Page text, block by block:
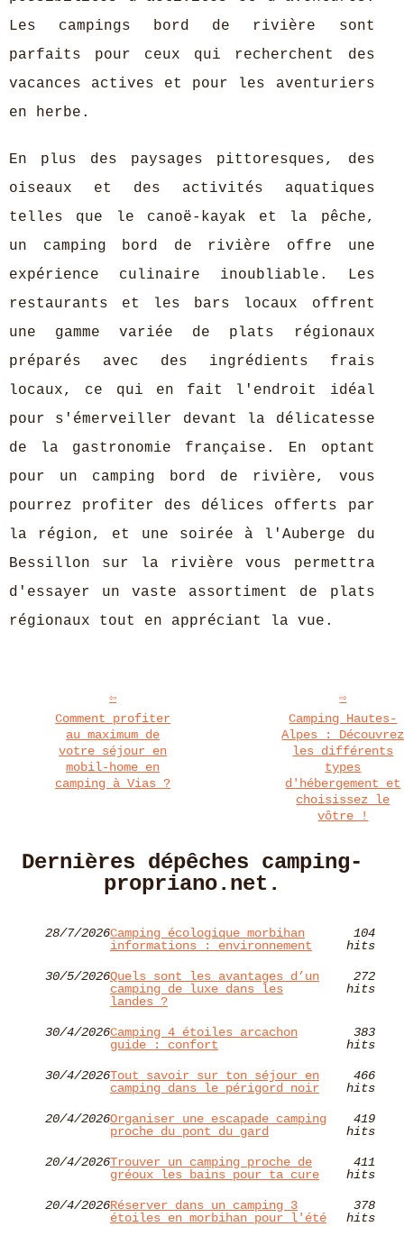
Les campings bord de rivière sont
parfaits pour ceux qui recherchent des
vacances actives et pour les aventuriers
en herbe.
En plus des paysages pittoresques, des
oiseaux et des activités aquatiques
telles que le canoë-kayak et la pêche,
un camping bord de rivière offre une
expérience culinaire inoubliable. Les
restaurants et les bars locaux offrent
une gamme variée de plats régionaux
préparés avec des ingrédients frais
locaux, ce qui en fait l'endroit idéal
pour s'émerveiller devant la délicatesse
de la gastronomie française. En optant
pour un camping bord de rivière, vous
pourrez profiter des délices offerts par
la région, et une soirée à l'Auberge du
Bessillon sur la rivière vous permettra
d'essayer un vaste assortiment de plats
régionaux tout en appréciant la vue.
Comment profiter
au maximum de
votre séjour en
mobil-home en
camping à Vias ?
Camping Hautes-
Alpes : Découvrez
les différents
types
d'hébergement et
choisissez le
vôtre !
Dernières dépêches camping-
propriano.net.
28/7/2026Camping écologique morbihan
informations : environnement
104
hits
30/5/2026Quels sont les avantages d’un
camping de luxe dans les
landes ?
272
hits
30/4/2026Camping 4 étoiles arcachon
guide : confort
383
hits
30/4/2026Tout savoir sur ton séjour en
camping dans le périgord noir
466
hits
20/4/2026Organiser une escapade camping
proche du pont du gard
419
hits
20/4/2026Trouver un camping proche de
gréoux les bains pour ta cure
411
hits
20/4/2026Réserver dans un camping 3
étoiles en morbihan pour l'été
378
hits